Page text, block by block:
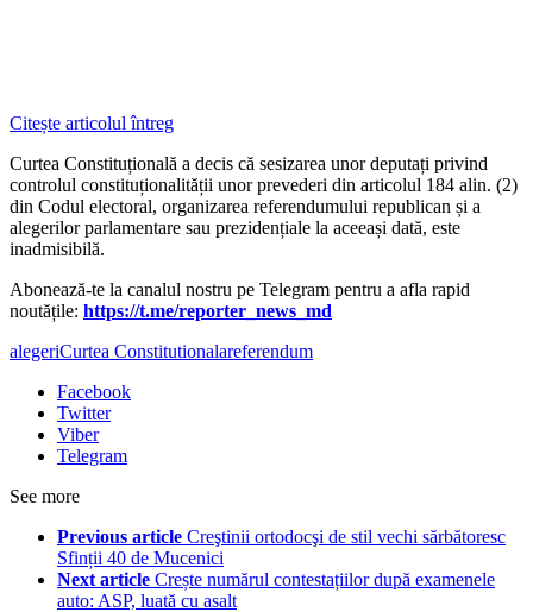
Citește articolul întreg
Curtea Constituțională a decis că sesizarea unor deputați privind
controlul constituționalității unor prevederi din articolul 184 alin. (2)
din Codul electoral, organizarea referendumului republican și a
alegerilor parlamentare sau prezidențiale la aceeași dată, este
inadmisibilă.
Abonează-te la canalul nostru pe Telegram pentru a afla rapid
noutățile: https://t.me/reporter_news_md
alegeriCurtea Constitutionalareferendum
Facebook
Twitter
Viber
Telegram
See more
Previous article Creştinii ortodocşi de stil vechi sărbătoresc
Sfinții 40 de Mucenici
Next article Crește numărul contestațiilor după examenele
auto: ASP, luată cu asalt